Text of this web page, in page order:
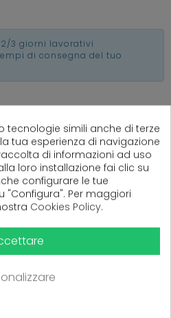
3 giorni lavorativi
di consegna del tuo
da parte degli utenti.
tecnologie simili anche di terze
tua esperienza di navigazione
di informazioni ad uso
loro installazione fai clic su
configurare le tue
"Configura". Per maggiori
Cookies Policy.